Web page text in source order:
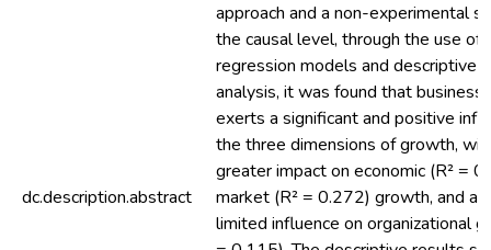
dc.description.abstract
approach and a non-experimental
the causal level, through the use of
regression models and descriptive
analysis, it was found that business
exerts a significant and positive
the three dimensions of growth,
greater impact on economic (R² =
market (R² = 0.272) growth, and a
limited influence on organizational